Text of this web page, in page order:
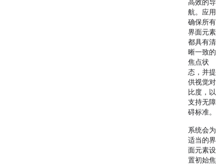
高效的导
航。应用
确保所有
界面元素
都具有清
晰一致的
焦点状
态，并提
供视觉对
比度，以
支持无障
碍标准。
系统会为
适当的界
面元素设
置初始焦